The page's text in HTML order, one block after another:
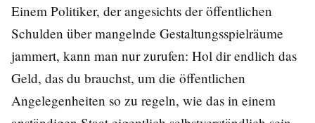
Einem Politiker, der angesichts der öffentlichen
Schulden über mangelnde Gestaltungsspielräume
jammert, kann man nur zurufen: Hol dir endlich das
Geld, das du brauchst, um die öffentlichen
Angelegenheiten so zu regeln, wie das in einem